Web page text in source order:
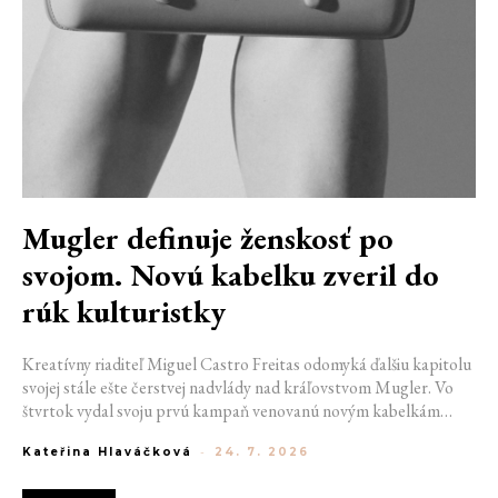
Mugler definuje ženskosť po
svojom. Novú kabelku zveril do
rúk kulturistky
Kreatívny riaditeľ Miguel Castro Freitas odomyká ďalšiu kapitolu
svojej stále ešte čerstvej nadvlády nad kráľovstvom Mugler. Vo
štvrtok vydal svoju prvú kampaň venovanú novým kabelkám
návrhár do módneho domu prišiel. Umne kombinuje výrazy
Kateřina Hlaváčková - 24. 7. 2026